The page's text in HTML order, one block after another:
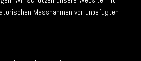
Massnahmen vor unbefugten